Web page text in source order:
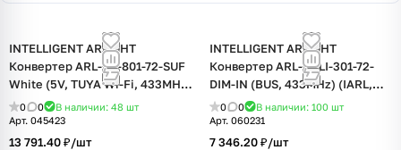
INTELLIGENT ARLIGHT
Конвертер ARL-TY-801-72-SUF
White (5V, TUYA Wi-Fi, 433MHz)
(IARL, IP20 Пластик, 3 года)
0 0 В наличии: 48 шт
Арт. 045423
13 791.40 ₽/шт
INTELLIGENT ARLIGHT
Конвертер ARL-DALI-301-72-
DIM-IN (BUS, 433MHz) (IARL,
IP20 Пластик, 3 года)
0 0 В наличии: 100 шт
Арт. 060231
7 346.20 ₽/шт